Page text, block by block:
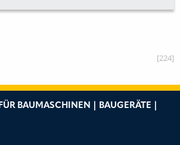
[224]
BAUMASCHINEN | BAUGERÄTE |